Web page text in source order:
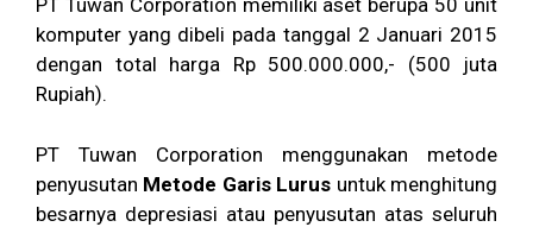
PT Tuwan Corporation memiliki aset berupa 50 unit
komputer yang dibeli pada tanggal 2 Januari 2015
dengan total harga Rp 500.000.000,- (500 juta
Rupiah).
PT Tuwan Corporation menggunakan metode
penyusutan Metode Garis Lurus untuk menghitung
besarnya depresiasi atau penyusutan atas seluruh